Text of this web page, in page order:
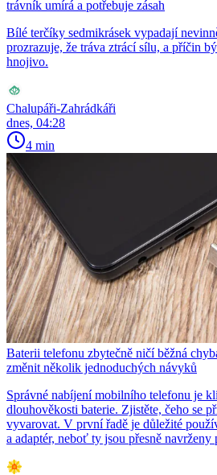
trávník umírá a potřebuje zásah
Bílé terčíky sedmikrásek vypadají
prozrazuje, že tráva ztrácí sílu, a příčin
hnojivo.
Chalupáři-Zahrádkáři
dnes, 04:28
4 min
Baterii telefonu zbytečně ničí běžná
změnit několik jednoduchých návyků
Správné nabíjení mobilního telefonu je
dlouhověkosti baterie. Zjistěte, čeho se
vyvarovat. V první řadě je důležité
a adaptér, neboť ty jsou přesně navrženy